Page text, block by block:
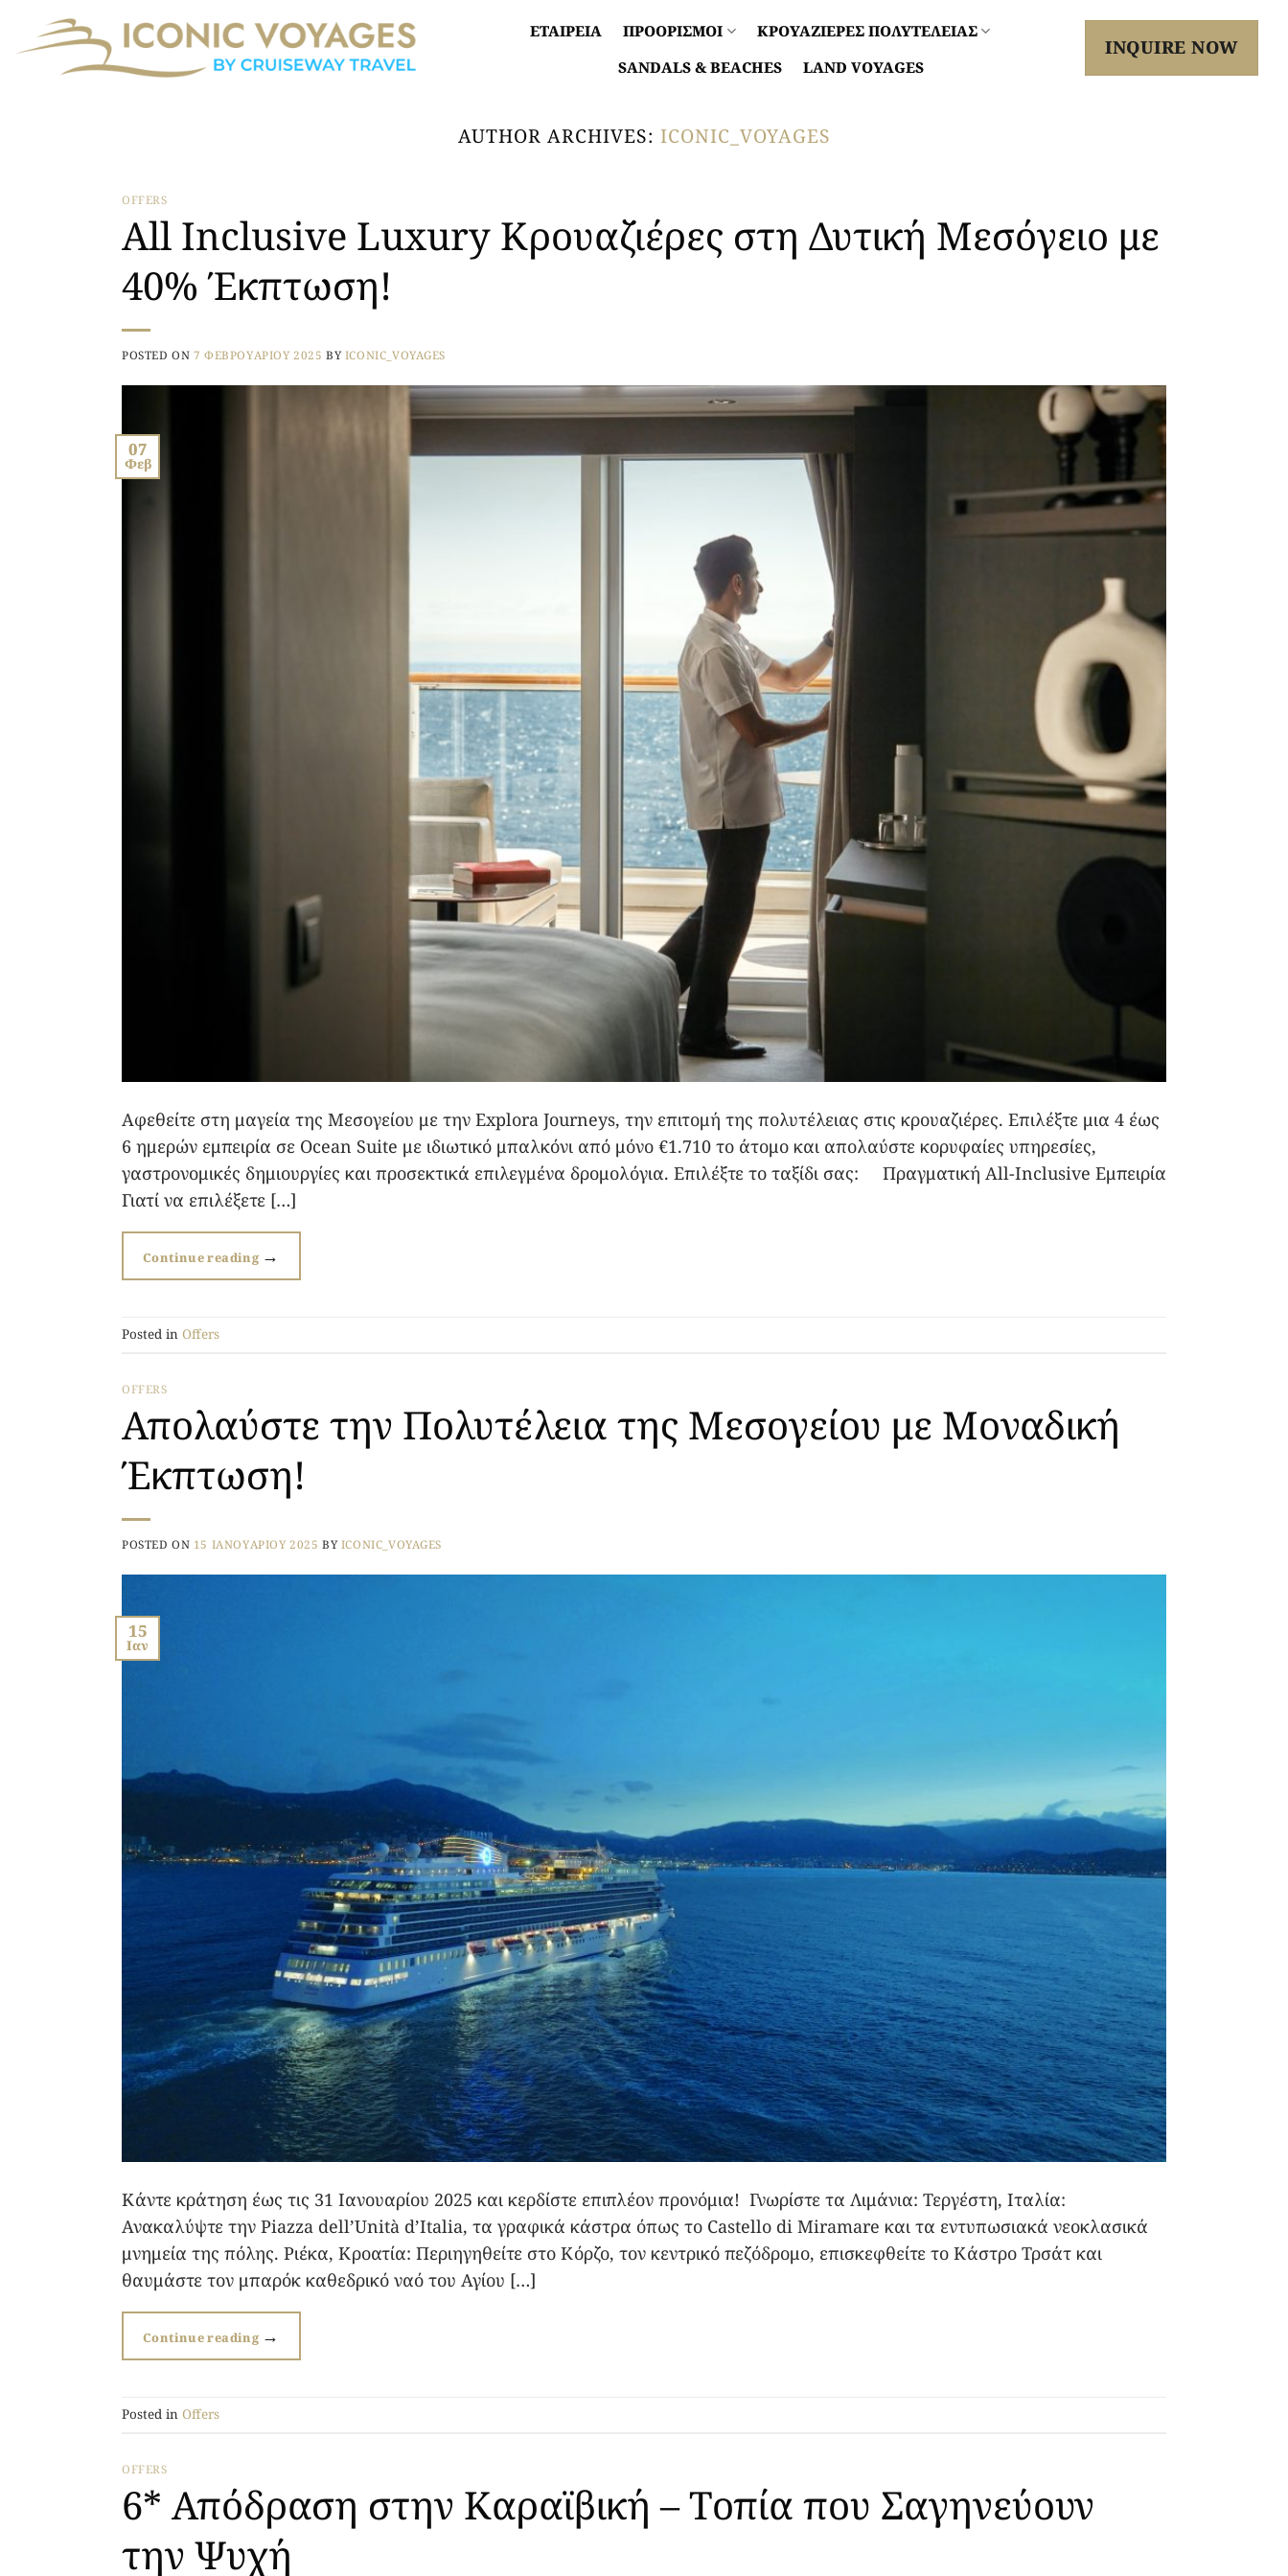
περιεχόμενο
ΕΤΑΙΡΕΙΑ ΠΡΟΟΡΙΣΜΟΙ
ΚΡΟΥΑΖΙΕΡΕΣ ΠΟΛΥΤΕΛΕΙΑΣ
SANDALS & BEACHES
LAND VOYAGES
INQUIRE NOW
AUTHOR ARCHIVES: ICONIC_VOYAGES
OFFERS
All Inclusive Luxury Κρουαζιέρες στη Δυτική Μεσόγειο με
40% Έκπτωση!
POSTED ON 7 ΦΕΒΡΟΥΑΡΊΟΥ 2025 BYICONIC_VOYAGES
07
Φεβ
Αφεθείτε στη μαγεία της Μεσογείου με την Explora Journeys, την επιτομή της πολυτέλειας στις κρουαζιέρες. Επιλέξτε μια 4 έως
6 ημερών εμπειρία σε Ocean Suite με ιδιωτικό μπαλκόνι από μόνο €1.710 το άτομο και απολαύστε κορυφαίες υπηρεσίες,
γαστρονομικές δημιουργίες και προσεκτικά επιλεγμένα δρομολόγια. Επιλέξτε το ταξίδι σας: Πραγματική All-Inclusive Εμπειρία
Γιατί να επιλέξετε […]
Continue reading →
Posted in Offers
OFFERS
Απολαύστε την Πολυτέλεια της Μεσογείου με Μοναδική
Έκπτωση!
POSTED ON 15 ΙΑΝΟΥΑΡΊΟΥ 2025 BYICONIC_VOYAGES
15
Ιαν
Κάντε κράτηση έως τις 31 Ιανουαρίου 2025 και κερδίστε επιπλέον προνόμια! Γνωρίστε τα Λιμάνια: Τεργέστη, Ιταλία:
Ανακαλύψτε την Piazza dell’Unità d’Italia, τα γραφικά κάστρα όπως το Castello di Miramare και τα εντυπωσιακά νεοκλασικά
μνημεία της πόλης. Ριέκα, Κροατία: Περιηγηθείτε στο Κόρζο, τον κεντρικό πεζόδρομο, επισκεφθείτε το Κάστρο Τρσάτ και
θαυμάστε τον μπαρόκ καθεδρικό ναό του Αγίου […]
Continue reading →
Posted in Offers
OFFERS
6* Απόδραση στην Καραϊβική – Τοπία που Σαγηνεύουν
την Ψυχή